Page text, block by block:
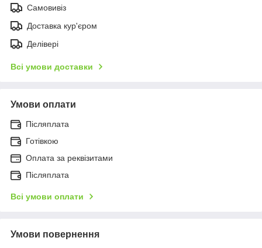
Самовивіз
Доставка кур'єром
Делівері
Всі умови доставки
Умови оплати
Післяплата
Готівкою
Оплата за реквізитами
Післяплата
Всі умови оплати
Умови повернення